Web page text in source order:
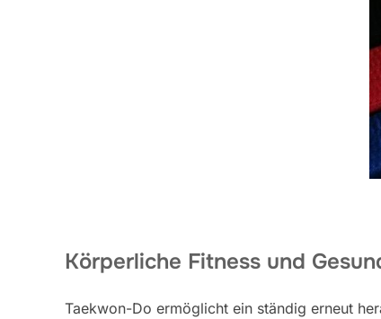
Körperliche Fitness und
Taekwon-Do ermöglicht ein ständig erneut